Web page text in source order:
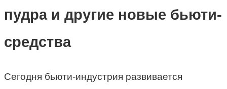
пудра и другие новые бьюти-
средства
Сегодня бьюти-индустрия развивается